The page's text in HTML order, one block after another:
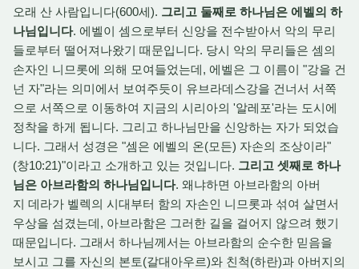
오래 산 사람입니다(600세). 그리고 둘째로 하나님은 에벨의 하
나님입니다. 에벨이 셈으로부터 신앙을 전수받아서 악의 무리
들로부터 떨어져나왔기 때문입니다. 당시 악의 무리들은 셈의
손자인 니므롯에 의해 모여들었는데, 에벨은 그 이름이 "강을 건
넌 자"라는 의미에서 보여주듯이 유브라데스강을 건너서 서쪽
으로 서쪽으로 이동하여 지금의 시리아의 '알레포'라는 도시에
정착을 하게 됩니다. 그리고 하나님만을 신앙하는 자가 되었습
니다. 그래서 성경은 "셈은 에벨의 온(모든) 자손의 조상이라"
(창10:21)"이라고 소개하고 있는 것입니다. 그리고 셋째로 하나
님은 아브라함의 하나님입니다. 왜냐하면 아브라함의 아버
지 데라가 벨렉의 시대부터 함의 자손인 니므롯과 섞여 살면서
우상을 섬겼는데, 아브라함은 그러한 길을 걸어지 않으려 했기
때문입니다. 그래서 하나님께서는 아브라함의 순수한 믿음을
보시고 그를 자신의 본토(갈대아우르)와 친척(하란)과 아버지의